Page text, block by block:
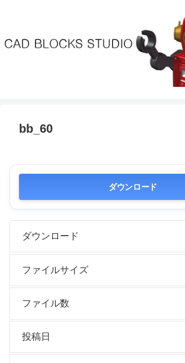
bb_60
ダウンロード
ダウンロード
ファイルサイズ
ファイル数
投稿日